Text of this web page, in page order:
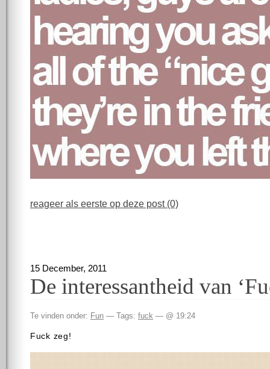
reageer als eerste op deze post (0)
15 December, 2011
De interessantheid van
Te vinden onder: Fun — Tags: fuck — @ 19:24
Fuck zeg!